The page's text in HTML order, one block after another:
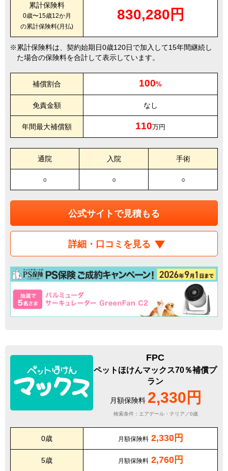
累計保険料
0歳〜15歳12か月
の累計保険料(月払)
830,280円
累計保険料は、契約始期日0歳120日で加入して15年間継続し
た場合の保険料を合計して表示しています。
補償割合 100%
免責金額 なし
年間最大補償額 110万円
通院 入院 手術
○ ○ ○
公式サイトで見積もる
詳細・口コミを見る
FPC
ペットほけんマックス70％補償プ
ラン
月額保険料 2,330円
検索条件：エアデール・テリア／0歳
0歳 月額保険料 2,330円
5歳 月額保険料 2,760円